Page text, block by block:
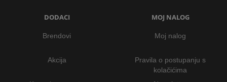
DODACI
Brendovi
Akcija
MOJ NALOG
Moj nalog
Pravila o postupanju s
kolačićima